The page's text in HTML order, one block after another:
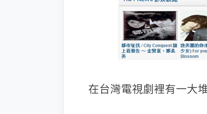
在台灣電視劇裡有一大